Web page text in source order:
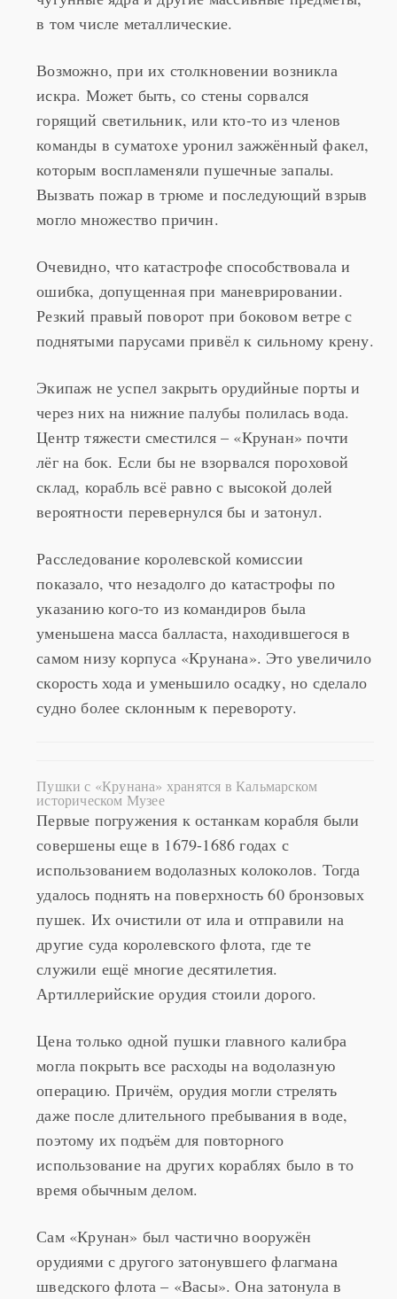
в том числе металлические.
Возможно, при их столкновении возникла
искра. Может быть, со стены сорвался
горящий светильник, или кто-то из членов
команды в суматохе уронил зажжённый факел,
которым воспламеняли пушечные запалы.
Вызвать пожар в трюме и последующий взрыв
могло множество причин.
Очевидно, что катастрофе способствовала и
ошибка, допущенная при маневрировании.
Резкий правый поворот при боковом ветре с
поднятыми парусами привёл к сильному крену.
Экипаж не успел закрыть орудийные порты и
через них на нижние палубы полилась вода.
Центр тяжести сместился – «Крунан» почти
лёг на бок. Если бы не взорвался пороховой
склад, корабль всё равно с высокой долей
вероятности перевернулся бы и затонул.
Расследование королевской комиссии
показало, что незадолго до катастрофы по
указанию кого-то из командиров была
уменьшена масса балласта, находившегося в
самом низу корпуса «Крунана». Это увеличило
скорость хода и уменьшило осадку, но сделало
судно более склонным к перевороту.
Пушки с «Крунана» хранятся в Кальмарском
историческом Музее
Первые погружения к останкам корабля были
совершены еще в 1679-1686 годах с
использованием водолазных колоколов. Тогда
удалось поднять на поверхность 60 бронзовых
пушек. Их очистили от ила и отправили на
другие суда королевского флота, где те
служили ещё многие десятилетия.
Артиллерийские орудия стоили дорого.
Цена только одной пушки главного калибра
могла покрыть все расходы на водолазную
операцию. Причём, орудия могли стрелять
даже после длительного пребывания в воде,
поэтому их подъём для повторного
использование на других кораблях было в то
время обычным делом.
Сам «Крунан» был частично вооружён
орудиями с другого затонувшего флагмана
шведского флота – «Васы». Она затонула в